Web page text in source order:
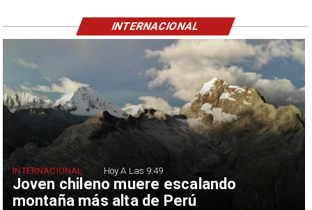
Joven chileno muere escalando
montaña más alta de Perú
INTERNACIONAL Hoy A Las 9:49
INTERNACIONAL